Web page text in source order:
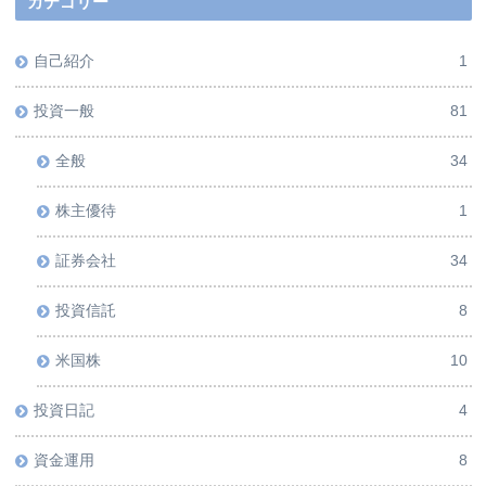
自己紹介 1
投資一般 81
全般 34
株主優待 1
証券会社 34
投資信託 8
米国株 10
投資日記 4
資金運用 8